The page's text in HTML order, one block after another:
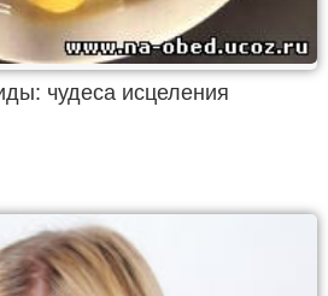
чудеса исцеления